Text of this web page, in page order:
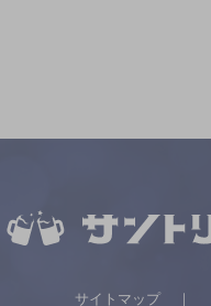
サイトマップ